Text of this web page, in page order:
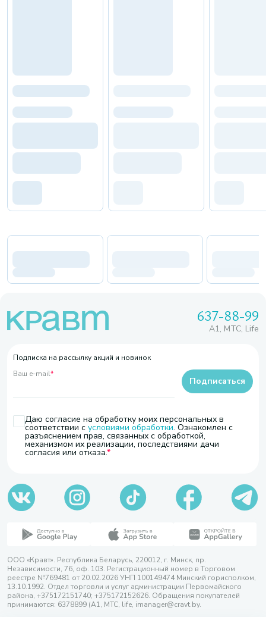
637-88-99
A1, МТС, Life
Подписка на рассылку акций и новинок
Ваш e-mail*
Даю согласие на обработку моих персональных в
соответствии с условиями обработки. Ознакомлен с
разъяснением прав, связанных с обработкой,
механизмом их реализации, последствиями дачи
согласия или отказа.
Подписаться
ООО «Кравт». Республика Беларусь, 220012, г. Минск, пр.
Независимости, 76, оф. 103. Регистрационный номер в Торговом
реестре №769481 от 20.02.2026 УНП 100149474 Минский горисполком,
13.10.1992. Отдел торговли и услуг администрации Первомайского
района, +375172151740; +375172152626. Обращения покупателей
принимаются: 6378899 (А1, МТС, life, imanager@cravt.by.